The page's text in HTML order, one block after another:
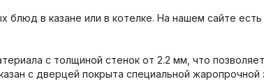
блюд в казане или в котелке. На нашем сайте
с толщиной стенок от 2.2 мм, что
с дверцей покрыта специальной